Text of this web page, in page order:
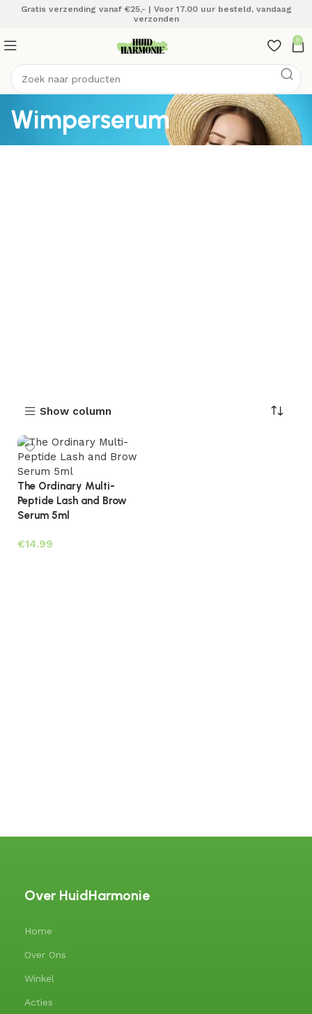
Gratis verzending vanaf €25,- | Voor 17.00 uur besteld, vandaag
verzonden
0
Wimperserum
Show column
The Ordinary Multi-
Peptide Lash and Brow
Serum 5ml
€
Over HuidHarmonie
Home
Over Ons
Winkel
Acties